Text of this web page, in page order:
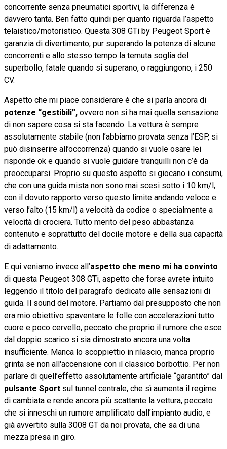
concorrente senza pneumatici sportivi, la differenza è
davvero tanta. Ben fatto quindi per quanto riguarda l’aspetto
telaistico/motoristico. Questa 308 GTi by Peugeot Sport è
garanzia di divertimento, pur superando la potenza di alcune
concorrenti e allo stesso tempo la temuta soglia del
superbollo, fatale quando si superano, o raggiungono, i 250
CV.
Aspetto che mi piace considerare è che si parla ancora di
potenze “gestibili”, ovvero non si ha mai quella sensazione
di non sapere cosa si sta facendo. La vettura è sempre
assolutamente stabile (non l’abbiamo provata senza l’ESP, si
può disinserire all’occorrenza) quando si vuole osare lei
risponde ok e quando si vuole guidare tranquilli non c’è da
preoccuparsi. Proprio su questo aspetto si giocano i consumi,
che con una guida mista non sono mai scesi sotto i 10 km/l,
con il dovuto rapporto verso questo limite andando veloce e
verso l’alto (15 km/l) a velocità da codice o specialmente a
velocità di crociera. Tutto merito del peso abbastanza
contenuto e soprattutto del docile motore e della sua capacità
di adattamento.
E qui veniamo invece all’aspetto che meno mi ha convinto
di questa Peugeot 308 GTi, aspetto che forse avrete intuito
leggendo il titolo del paragrafo dedicato alle sensazioni di
guida. Il sound del motore. Partiamo dal presupposto che non
era mio obiettivo spaventare le folle con accelerazioni tutto
cuore e poco cervello, peccato che proprio il rumore che esce
dal doppio scarico si sia dimostrato ancora una volta
insufficiente. Manca lo scoppiettio in rilascio, manca proprio
grinta se non all'accensione con il classico borbottio. Per non
parlare di quell’effetto assolutamente artificiale “garantito” dal
pulsante Sport sul tunnel centrale, che sì aumenta il regime
di cambiata e rende ancora più scattante la vettura, peccato
che si inneschi un rumore amplificato dall’impianto audio, e
già avvertito sulla 3008 GT da noi provata, che sa di una
mezza presa in giro.